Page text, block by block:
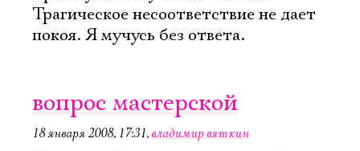
Трагическое несоответствие не дает
покоя. Я мучусь без ответа.
вопрос мастерской
18 января 2008, 17:31, владимир вяткин